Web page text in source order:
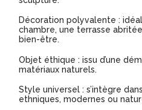
Décoration polyvalente :
chambre, une terrasse
bien-être.
Objet éthique : issu d’une
matériaux naturels.
Style universel : s’intègre
ethniques, modernes ou